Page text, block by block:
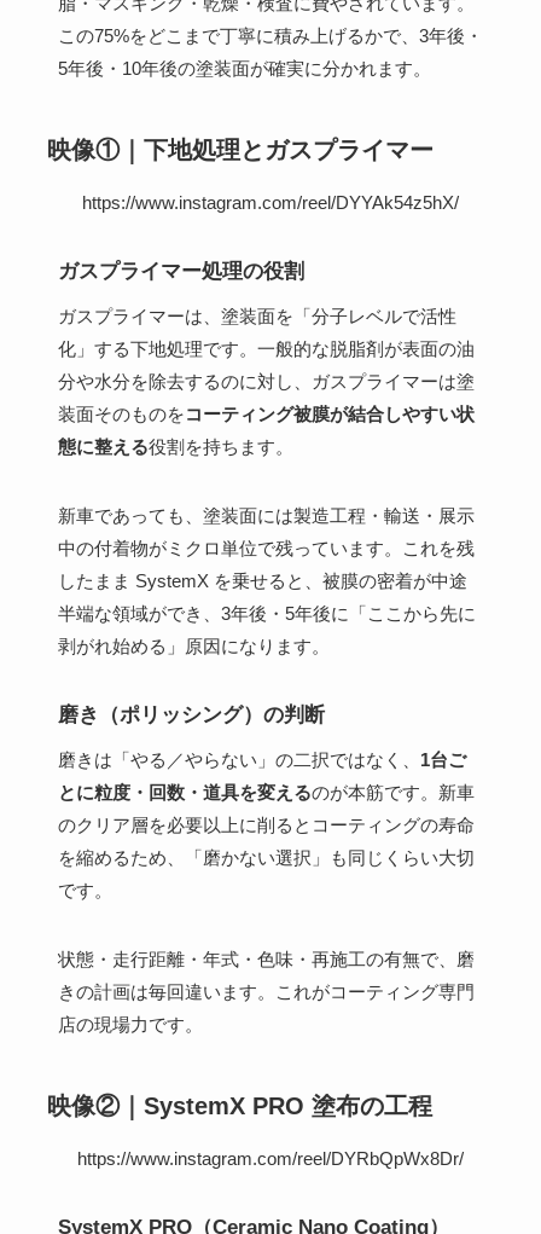
この75%をどこまで丁寧に積み上げるかで、3年後・
5年後・10年後の塗装面が確実に分かれます。
映像①｜下地処理とガスプライマー
https://www.instagram.com/reel/DYYAk54z5hX/
ガスプライマー処理の役割
ガスプライマーは、塗装面を「分子レベルで活性
化」する下地処理です。一般的な脱脂剤が表面の油
分や水分を除去するのに対し、ガスプライマーは塗
装面そのものをコーティング被膜が結合しやすい状
態に整える役割を持ちます。
新車であっても、塗装面には製造工程・輸送・展示
中の付着物がミクロ単位で残っています。これを残
したまま SystemX を乗せると、被膜の密着が中途
半端な領域ができ、3年後・5年後に「ここから先に
剥がれ始める」原因になります。
磨き（ポリッシング）の判断
磨きは「やる／やらない」の二択ではなく、 1台ご
とに粒度・回数・道具を変えるのが本筋です。新車
のクリア層を必要以上に削るとコーティングの寿命
を縮めるため、「磨かない選択」も同じくらい大切
です。
状態・走行距離・年式・色味・再施工の有無で、磨
きの計画は毎回違います。これがコーティング専門
店の現場力です。
映像②｜SystemX PRO 塗布の工程
https://www.instagram.com/reel/DYRbQpWx8Dr/
SystemX PRO（Ceramic Nano Coating）